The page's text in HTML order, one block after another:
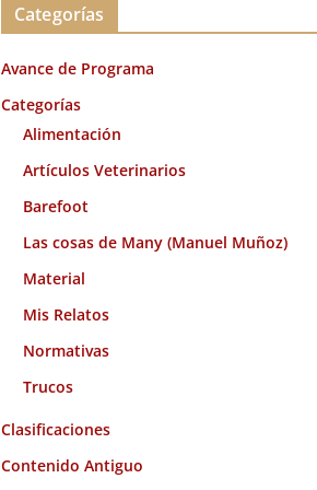
v
o
Categorías
Avance de Programa
Categorías
Alimentación
Artículos Veterinarios
Barefoot
Las cosas de Many (Manuel Muñoz)
Material
Mis Relatos
Normativas
Trucos
Clasificaciones
Contenido Antiguo